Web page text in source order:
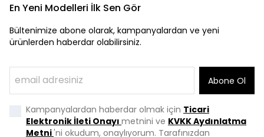
En Yeni Modelleri İlk Sen Gör
Bültenimize abone olarak, kampanyalardan ve yeni
ürünlerden haberdar olabilirsiniz.
Abone Ol
Kampanyalardan haberdar olmak için Ticari
Elektronik İleti Onayı metnini ve KVKK Aydınlatma
Metni'ni okudum, onaylıyorum. Tarafınızdan